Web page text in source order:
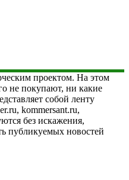
проектом. На этом
не покупают, ни какие
собой ленту
kommersant.ru,
без искажения,
публикуемых новостей